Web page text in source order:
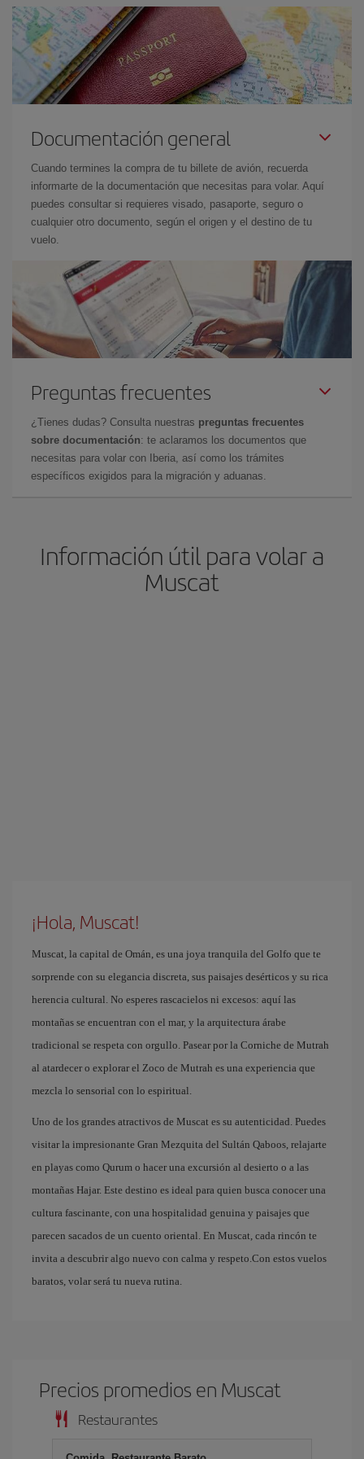
Documentación general
Cuando termines la compra de tu billete de avión, recuerda
informarte de la documentación que necesitas para volar. Aquí
puedes consultar si requieres visado, pasaporte, seguro o
cualquier otro documento, según el origen y el destino de tu
vuelo.
Preguntas frecuentes
¿Tienes dudas? Consulta nuestras preguntas frecuentes
sobre documentación: te aclaramos los documentos que
necesitas para volar con Iberia, así como los trámites
específicos exigidos para la migración y aduanas.
Información útil para volar a
Muscat
¡Hola, Muscat!
Muscat, la capital de Omán, es una joya tranquila del Golfo que te
sorprende con su elegancia discreta, sus paisajes desérticos y su rica
herencia cultural. No esperes rascacielos ni excesos: aquí las
montañas se encuentran con el mar, y la arquitectura árabe
tradicional se respeta con orgullo. Pasear por la Corniche de Mutrah
al atardecer o explorar el Zoco de Mutrah es una experiencia que
mezcla lo sensorial con lo espiritual.
Uno de los grandes atractivos de Muscat es su autenticidad. Puedes
visitar la impresionante Gran Mezquita del Sultán Qaboos, relajarte
en playas como Qurum o hacer una excursión al desierto o a las
montañas Hajar. Este destino es ideal para quien busca conocer una
cultura fascinante, con una hospitalidad genuina y paisajes que
parecen sacados de un cuento oriental. En Muscat, cada rincón te
invita a descubrir algo nuevo con calma y respeto.Con estos vuelos
baratos, volar será tu nueva rutina.
Precios promedios en Muscat
Restaurantes